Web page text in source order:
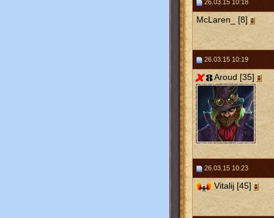
26.03.15 10:18
McLaren_ [8]
26.03.15 10:19
Aroud [35]
26.03.15 10:23
Vitalij [45]